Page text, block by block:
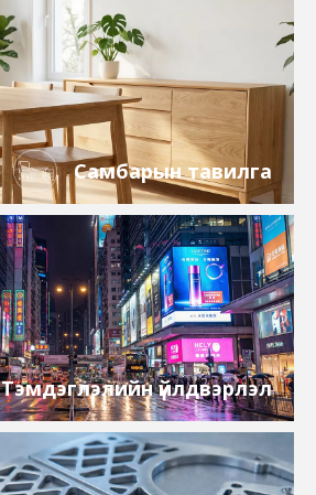
Самбарын тавилга
Тэмдэглэлийн үйлдвэрлэл